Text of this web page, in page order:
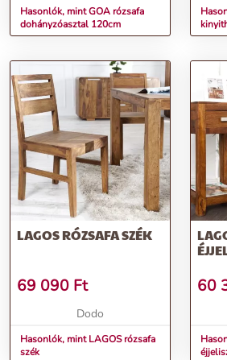
Hasonlók, mint GOA rózsafa
dohányzóasztal 120cm
120-
LAGOS RÓZSAFA SZÉK
69 090 Ft
Dodo
Hasonlók, mint LAGOS rózsafa
szék
60